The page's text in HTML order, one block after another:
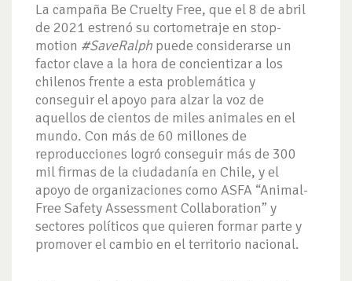
La campaña Be Cruelty Free, que el 8 de abril
de 2021 estrenó su cortometraje en stop-
motion #SaveRalph puede considerarse un
factor clave a la hora de concientizar a los
chilenos frente a esta problemática y
conseguir el apoyo para alzar la voz de
aquellos de cientos de miles animales en el
mundo. Con más de 60 millones de
reproducciones logró conseguir más de 300
mil firmas de la ciudadanía en Chile, y el
apoyo de organizaciones como ASFA “Animal-
Free Safety Assessment Collaboration” y
sectores políticos que quieren formar parte y
promover el cambio en el territorio nacional.